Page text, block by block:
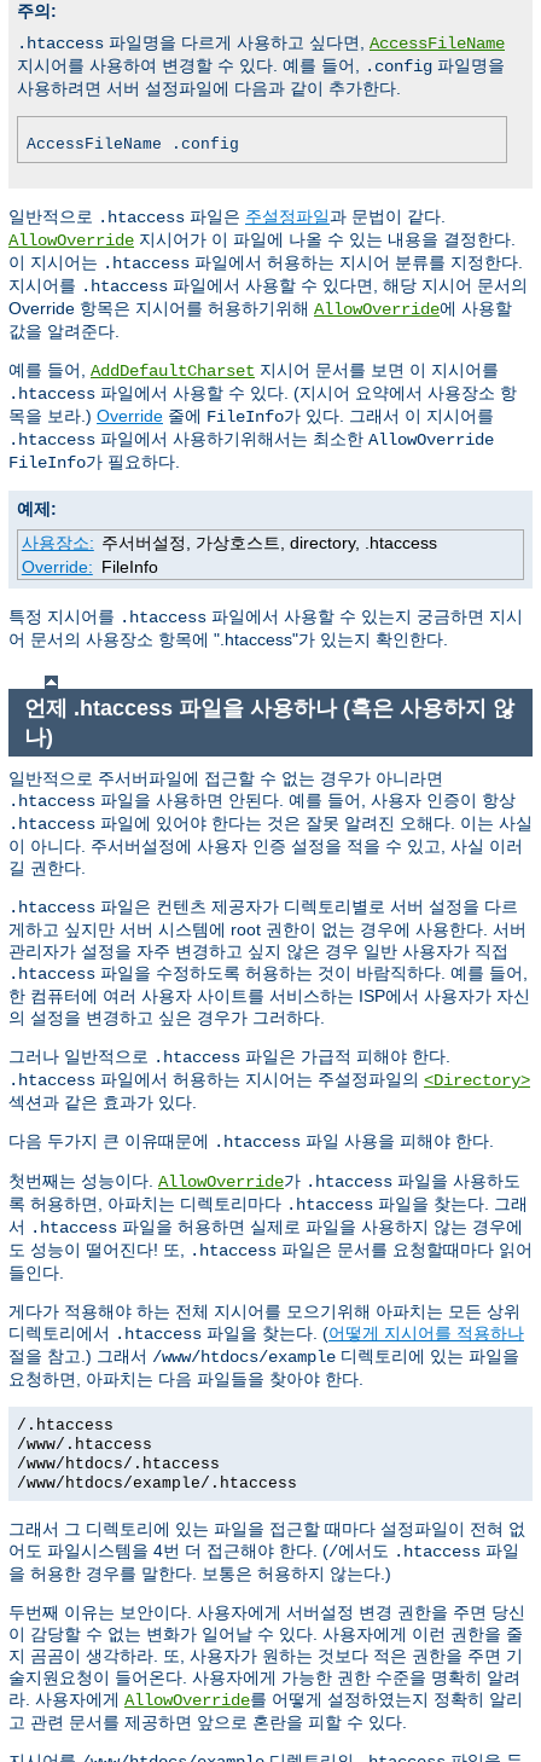
주의:
.htaccess 파일명을 다르게 사용하고 싶다면, AccessFileName
지시어를 사용하여 변경할 수 있다. 예를 들어, .config 파일명을
사용하려면 서버 설정파일에 다음과 같이 추가한다.
AccessFileName .config
일반적으로 .htaccess 파일은 주설정파일과 문법이 같다.
AllowOverride 지시어가 이 파일에 나올 수 있는 내용을 결정한다.
이 지시어는 .htaccess 파일에서 허용하는 지시어 분류를 지정한다.
지시어를 .htaccess 파일에서 사용할 수 있다면, 해당 지시어 문서의
Override 항목은 지시어를 허용하기위해 AllowOverride에 사용할
값을 알려준다.
예를 들어, AddDefaultCharset 지시어 문서를 보면 이 지시어를
.htaccess 파일에서 사용할 수 있다. (지시어 요약에서 사용장소 항
목을 보라.) Override 줄에 FileInfo가 있다. 그래서 이 지시어를
.htaccess 파일에서 사용하기위해서는 최소한 AllowOverride
FileInfo가 필요하다.
예제:
사용장소: 주서버설정, 가상호스트, directory, .htaccess
Override: FileInfo
특정 지시어를 .htaccess 파일에서 사용할 수 있는지 궁금하면 지시
어 문서의 사용장소 항목에 ".htaccess"가 있는지 확인한다.
언제 .htaccess 파일을 사용하나 (혹은 사용하지 않
나)
일반적으로 주서버파일에 접근할 수 없는 경우가 아니라면
.htaccess 파일을 사용하면 안된다. 예를 들어, 사용자 인증이 항상
.htaccess 파일에 있어야 한다는 것은 잘못 알려진 오해다. 이는 사실
이 아니다. 주서버설정에 사용자 인증 설정을 적을 수 있고, 사실 이러
길 권한다.
.htaccess 파일은 컨텐츠 제공자가 디렉토리별로 서버 설정을 다르
게하고 싶지만 서버 시스템에 root 권한이 없는 경우에 사용한다. 서버
관리자가 설정을 자주 변경하고 싶지 않은 경우 일반 사용자가 직접
.htaccess 파일을 수정하도록 허용하는 것이 바람직하다. 예를 들어,
한 컴퓨터에 여러 사용자 사이트를 서비스하는 ISP에서 사용자가 자신
의 설정을 변경하고 싶은 경우가 그러하다.
그러나 일반적으로 .htaccess 파일은 가급적 피해야 한다.
.htaccess 파일에서 허용하는 지시어는 주설정파일의 <Directory>
섹션과 같은 효과가 있다.
다음 두가지 큰 이유때문에 .htaccess 파일 사용을 피해야 한다.
첫번째는 성능이다. AllowOverride가 .htaccess 파일을 사용하도
록 허용하면, 아파치는 디렉토리마다 .htaccess 파일을 찾는다. 그래
서 .htaccess 파일을 허용하면 실제로 파일을 사용하지 않는 경우에
도 성능이 떨어진다! 또,
.htaccess 파일은 문서를 요청할때마다 읽어
들인다.
게다가 적용해야 하는 전체 지시어를 모으기위해 아파치는 모든 상위
디렉토리에서 .htaccess 파일을 찾는다. (어떻게 지시어를 적용하나
절을 참고.) 그래서 /www/htdocs/example 디렉토리에 있는 파일을
요청하면, 아파치는 다음 파일들을 찾아야 한다.
/.htaccess
/www/.htaccess
/www/htdocs/.htaccess
/www/htdocs/example/.htaccess
그래서 그 디렉토리에 있는 파일을 접근할 때마다 설정파일이 전혀 없
어도 파일시스템을 4번 더 접근해야 한다. (/에서도 .htaccess 파일
을 허용한 경우를 말한다. 보통은 허용하지 않는다.)
두번째 이유는 보안이다. 사용자에게 서버설정 변경 권한을 주면 당신
이 감당할 수 없는 변화가 일어날 수 있다. 사용자에게 이런 권한을 줄
지 곰곰이 생각하라. 또, 사용자가 원하는 것보다 적은 권한을 주면 기
술지원요청이 들어온다. 사용자에게 가능한 권한 수준을 명확히 알려
라. 사용자에게 AllowOverride를 어떻게 설정하였는지 정확히 알리
고 관련 문서를 제공하면 앞으로 혼란을 피할 수 있다.